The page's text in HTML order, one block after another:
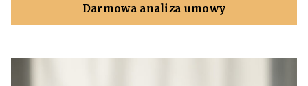
Darmowa analiza umowy